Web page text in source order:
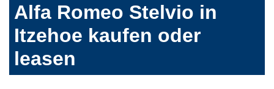
Alfa Romeo Stelvio in
Itzehoe kaufen oder
leasen